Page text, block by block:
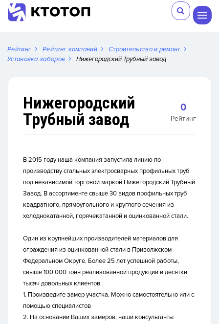
Рейтинг Рейтинг компаний
Строительство и ремонт
Установка заборов
Нижегородский Трубный завод
Нижегородский
Трубный завод
0
Рейтинг
В 2015 году наша компания запустила линию по
производству стальных электросварных профильных труб
под независимой торговой маркой Нижегородский Трубный
Завод. В ассортименте свыше 30 видов профильных труб
квадратного, прямоугольного и круглого сечения из
холоднокатанной, горячекатанной и оцинкованной стали.
Один из крупнейших производителей материалов для
ограждения из оцинкованной стали в Приволжском
Федеральном Округе. Более 25 лет успешной работы,
свыше 100 000 тонн реализованной продукции и десятки
тысяч довольных клиентов.
1. Произведите замер участка. Можно самостоятельно или с
помощью специалистов
2. На основании Ваших замеров, наши консультанты